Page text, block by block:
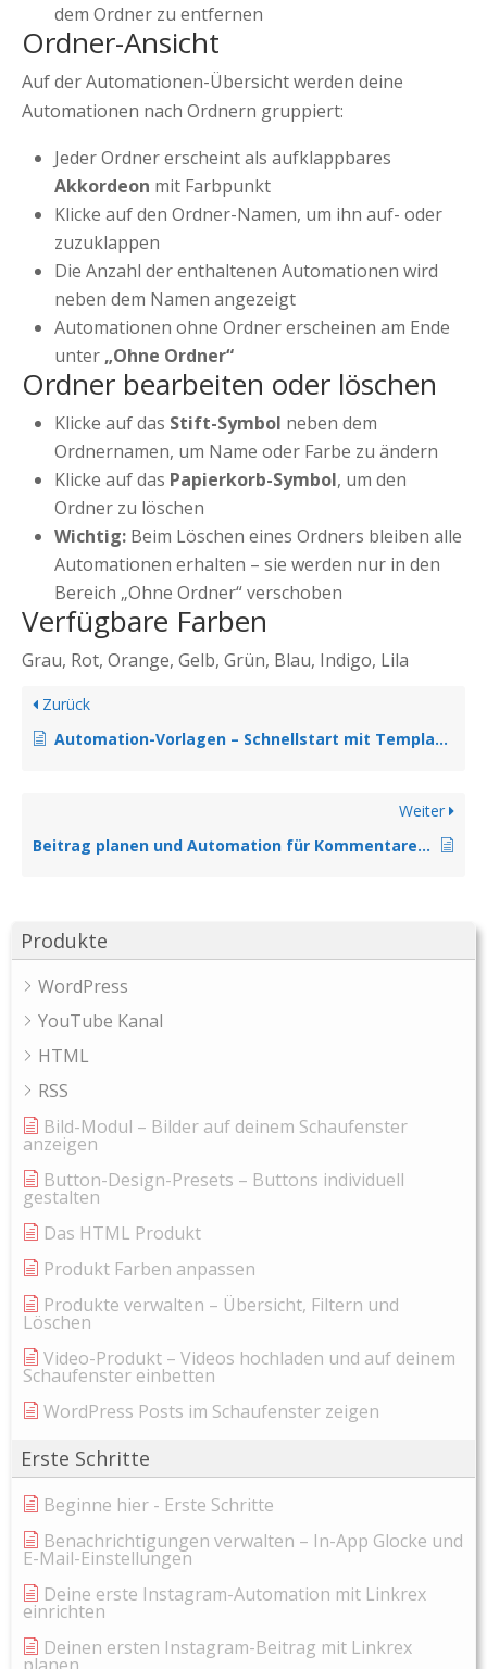
Produkte
WordPress
YouTube Kanal
HTML
RSS
Bild-Modul – Bilder auf deinem Schaufenster
anzeigen
Button-Design-Presets – Buttons individuell
gestalten
Das HTML Produkt
Produkt Farben anpassen
Produkte verwalten – Übersicht, Filtern und
Löschen
Video-Produkt – Videos hochladen und auf deinem
Schaufenster einbetten
WordPress Posts im Schaufenster zeigen
Erste Schritte
Beginne hier - Erste Schritte
Benachrichtigungen verwalten – In-App Glocke und
E-Mail-Einstellungen
Deine erste Instagram-Automation mit Linkrex
einrichten
Deinen ersten Instagram-Beitrag mit Linkrex
dem Ordner zu entfernen
Ordner-Ansicht
Auf der Automationen-Übersicht werden deine
Automationen nach Ordnern gruppiert:
Jeder Ordner erscheint als aufklappbares
Akkordeon mit Farbpunkt
Klicke auf den Ordner-Namen, um ihn auf- oder
zuzuklappen
Die Anzahl der enthaltenen Automationen wird
neben dem Namen angezeigt
Automationen ohne Ordner erscheinen am Ende
unter „Ohne Ordner“
Ordner bearbeiten oder löschen
Klicke auf das Stift-Symbol neben dem
Ordnernamen, um Name oder Farbe zu ändern
Klicke auf das Papierkorb-Symbol, um den
Ordner zu löschen
Wichtig: Beim Löschen eines Ordners bleiben alle
Automationen erhalten – sie werden nur in den
Bereich „Ohne Ordner“ verschoben
Verfügbare Farben
Grau, Rot, Orange, Gelb, Grün, Blau, Indigo, Lila
Zurück
Automation-Vorlagen – Schnellstart mit Templates
Weiter
Beitrag planen und Automation für Kommentare verknüpfen